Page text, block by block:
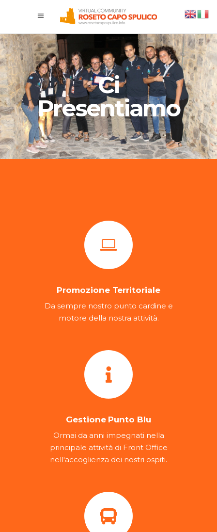
Ci
Presentiamo
Promozione Territoriale
Da sempre nostro punto cardine e
motore della nostra attività.
Gestione Punto Blu
Ormai da anni impegnati nella
principale attività di Front Office
nell'accoglienza dei nostri ospiti.